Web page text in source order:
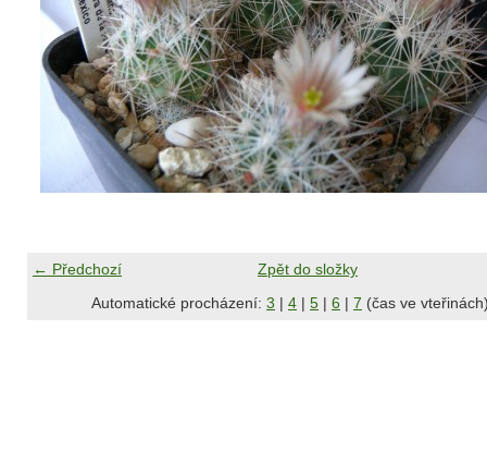
← Předchozí
Zpět do složky
Automatické procházení: 3 | 4 | 5 | 6 | 7 (čas ve